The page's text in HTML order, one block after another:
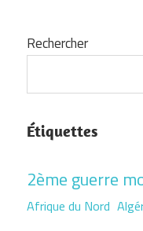
Rechercher
Étiquettes
2ème guerre
Afrique du Nord